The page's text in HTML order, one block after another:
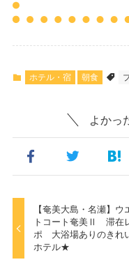
ホテル・宿 朝食
よかっ
【奄美大島・名瀬】ウ
トコート奄美Ⅱ 滞在
ポ 大浴場ありのきれ
ホテル★